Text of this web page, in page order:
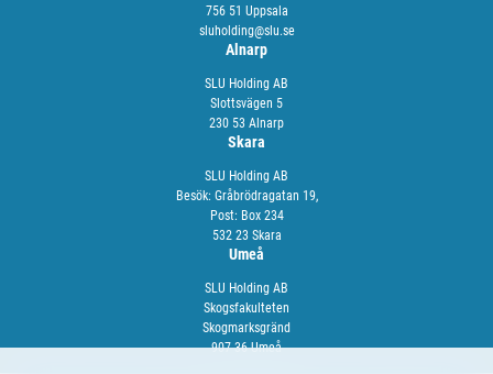
756 51 Uppsala
sluholding@slu.se
Alnarp
SLU Holding AB
Slottsvägen 5
230 53 Alnarp
Skara
SLU Holding AB
Besök: Gråbrödragatan 19,
Post: Box 234
532 23 Skara
Umeå
SLU Holding AB
Skogsfakulteten
Skogmarksgränd
907 36 Umeå